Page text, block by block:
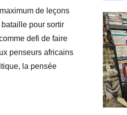
de leçons
pour sortir
defi de faire
penseurs africains
la pensée